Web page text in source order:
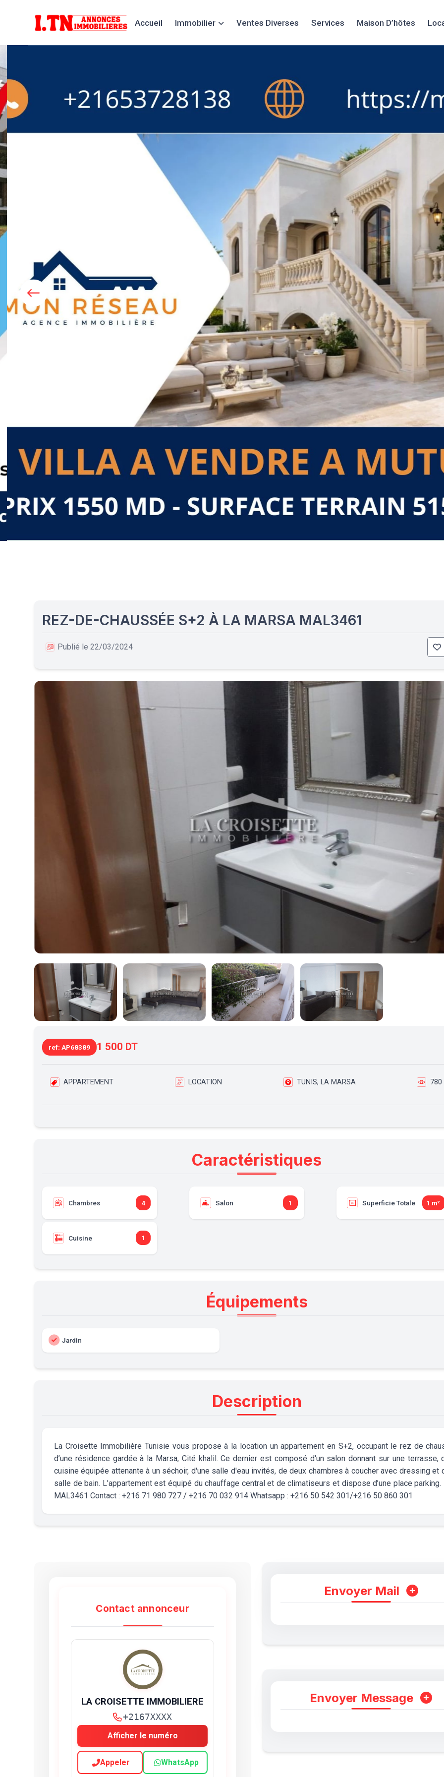
Accueil Immobilier Ventes Diverses Services Maison D’hôtes
REZ-DE-CHAUSSÉE S+2 À LA MARSA MAL3461
Publié le 22/03/2024
ref: AP68389 1 500 DT
APPARTEMENT LOCATION TUNIS, LA MARSA 780
Caractéristiques
Chambres 4
Cuisine 1
Salon 1 Superficie Totale 1 m²
Équipements
Jardin
Description
La Croisette Immobilière Tunisie vous propose à la location un appartement en S+2, occupant le rez de
d’une résidence gardée à la Marsa, Cité khalil. Ce dernier est composé d'un salon donnant sur une terrasse,
cuisine équipée attenante à un séchoir, d'une salle d'eau invités, de deux chambres à coucher avec dressing et
salle de bain. L'appartement est équipé du chauffage central et de climatiseurs et dispose d’une place parking.
MAL3461 Contact : +216 71 980 727 / +216 70 032 914 Whatsapp : +216 50 542 301/+216 50 860 301
Contact annonceur
LA CROISETTE IMMOBILIERE
+2167XXXX
Afficher le numéro
Appeler WhatsApp
Envoyer Mail
Envoyer Message